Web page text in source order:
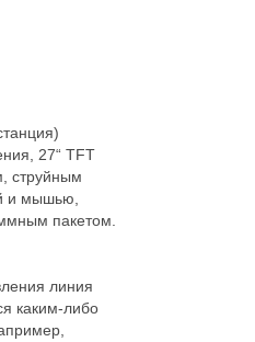
27“ TFT
струйным
и мышью,
пакетом.
линия
каким-либо